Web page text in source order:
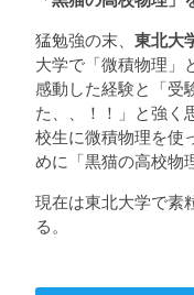
猛勉強の末、 東北大
大学で「微積物理」
感動した経験と「受
た、、！！」と強く
校生に微積物理を使
めに「黒猫の高校物
現在は東北大学で素
る。